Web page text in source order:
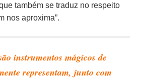
também se traduz no respeito
nos aproxima”.
instrumentos mágicos de
representam, junto com